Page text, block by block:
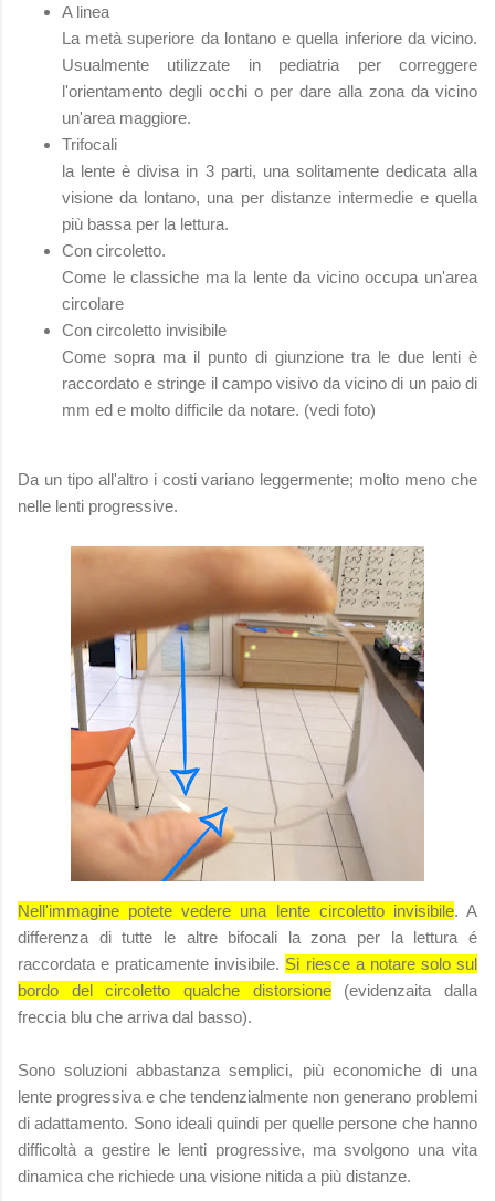
A linea
La metà superiore da lontano e quella inferiore da vicino.
Usualmente utilizzate in pediatria per correggere
l'orientamento degli occhi o per dare alla zona da vicino
un'area maggiore.
Trifocali
la lente è divisa in 3 parti, una solitamente dedicata alla
visione da lontano, una per distanze intermedie e quella
più bassa per la lettura.
Con circoletto.
Come le classiche ma la lente da vicino occupa un'area
circolare
Con circoletto invisibile
Come sopra ma il punto di giunzione tra le due lenti è
raccordato e stringe il campo visivo da vicino di un paio di
mm ed e molto difficile da notare. (vedi foto)
Da un tipo all'altro i costi variano leggermente; molto meno che
nelle lenti progressive.
Nell'immagine potete vedere una lente circoletto invisibile. A
differenza di tutte le altre bifocali la zona per la lettura é
raccordata e praticamente invisibile. Si riesce a notare solo sul
bordo del circoletto qualche distorsione(evidenzaita dalla
freccia blu che arriva dal basso).
Sono soluzioni abbastanza semplici, più economiche di una
lente progressiva e che tendenzialmente non generano problemi
di adattamento. Sono ideali quindi per quelle persone che hanno
difficoltà a gestire le lenti progressive, ma svolgono una vita
dinamica che richiede una visione nitida a più distanze.